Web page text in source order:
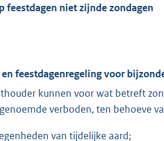
feestdagen niet zijnde zondagen
feestdagenregeling voor
kunnen voor wat betreft
verboden, ten behoeve
van tijdelijke aard;